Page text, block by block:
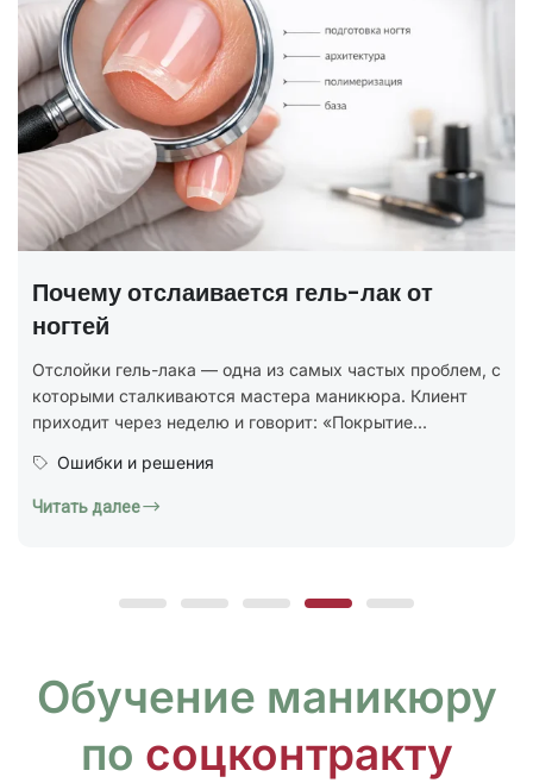
ГОСТ на маникюр Р 72319-2025 —
В 2025 году был утверждён новый национальный
стандарт ГОСТ Р 72319-2025 «Услуги бытовые.
Ногтевой сервис. Карты типовых технологических
процессов. Общие...
Юридическая грамотность
Обучение маникюру
по соцконтракту